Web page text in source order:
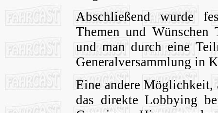
Abschließend wurde
Themen und
und man durch eine
Generalversammlung in
Eine andere Möglichkeit,
das direkte Lobbying